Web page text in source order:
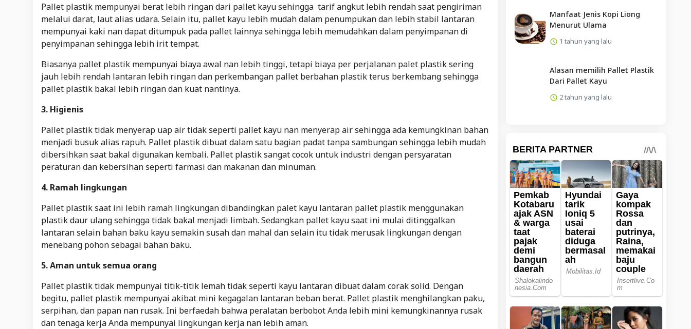
Pallet plastik mempunyai berat lebih ringan dari pallet kayu sehingga tarif angkut lebih rendah saat pengiriman
melalui darat, laut alias udara. Selain itu, pallet kayu lebih mudah dalam penumpukan dan lebih stabil lantaran
mempunyai kaki nan dapat ditumpuk pada pallet lainnya sehingga lebih memudahkan dalam penyimpanan di
penyimpanan sehingga lebih irit tempat.
Biasanya pallet plastik mempunyai biaya awal nan lebih tinggi, tetapi biaya per perjalanan palet plastik sering
jauh lebih rendah lantaran lebih ringan dan perkembangan pallet berbahan plastik terus berkembang sehingga
pallet plastik bakal lebih ringan dan kuat nantinya.
3. Higienis
Pallet plastik tidak menyerap uap air tidak seperti pallet kayu nan menyerap air sehingga ada kemungkinan bahan
menjadi busuk alias rapuh. Pallet plastik dibuat dalam satu bagian padat tanpa sambungan sehingga lebih mudah
dibersihkan saat bakal digunakan kembali. Pallet plastik sangat cocok untuk industri dengan persyaratan
peraturan dan kebersihan seperti farmasi dan makanan dan minuman.
4. Ramah lingkungan
Pallet plastik saat ini lebih ramah lingkungan dibandingkan palet kayu lantaran pallet plastik menggunakan
plastik daur ulang sehingga tidak bakal menjadi limbah. Sedangkan pallet kayu saat ini mulai ditinggalkan
lantaran selain bahan baku kayu semakin susah dan mahal dan selain itu tidak merusak lingkungan dengan
menebang pohon sebagai bahan baku.
5. Aman untuk semua orang
Pallet plastik tidak mempunyai titik-titik lemah tidak seperti kayu lantaran dibuat dalam corak solid. Dengan
begitu, pallet plastik mempunyai akibat mini kegagalan lantaran beban berat. Pallet plastik menghilangkan paku,
serpihan, dan papan nan rusak. Ini berfaedah bahwa peralatan berbobot Anda lebih mini kemungkinannya rusak
dan tenaga kerja Anda mempunyai lingkungan kerja nan lebih aman.
Manfaat Jenis Kopi Liong
Menurut Ulama
1 tahun yang lalu
Alasan memilih Pallet Plastik
Dari Pallet Kayu
2 tahun yang lalu